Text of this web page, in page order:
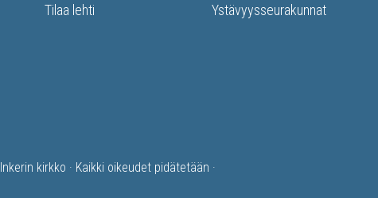
Tilaa lehti
Ystävyysseurakunnat
Inkerin kirkko · Kaikki oikeudet pidätetään ·